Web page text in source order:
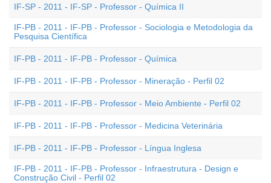
IF-SP - 2011 - IF-SP - Professor - Química II
IF-PB - 2011 - IF-PB - Professor - Sociologia e Metodologia da
Pesquisa Científica
IF-PB - 2011 - IF-PB - Professor - Química
IF-PB - 2011 - IF-PB - Professor - Mineração - Perfil 02
IF-PB - 2011 - IF-PB - Professor - Meio Ambiente - Perfil 02
IF-PB - 2011 - IF-PB - Professor - Medicina Veterinária
IF-PB - 2011 - IF-PB - Professor - Língua Inglesa
IF-PB - 2011 - IF-PB - Professor - Infraestrutura - Design e
Construção Civil - Perfil 02